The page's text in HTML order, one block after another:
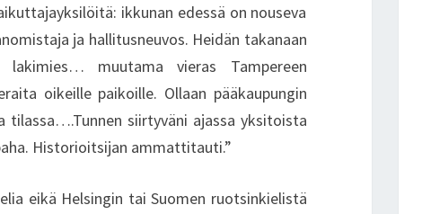
ikkunan edessä on nouseva
ja hallitusneuvos. Heidän takanaan
muutama vieras Tampereen
oikeille paikoille. Ollaan pääkaupungin
tilassa….Tunnen siirtyväni ajassa yksitoista
Historioitsijan ammattitauti.”
eikä Helsingin tai Suomen ruotsinkielistä